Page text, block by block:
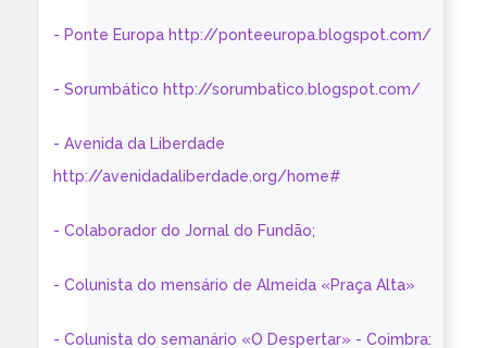
- Ponte Europa http://ponteeuropa.blogspot.com/
- Sorumbático http://sorumbatico.blogspot.com/
- Avenida da Liberdade
http://avenidadaliberdade.org/home#
- Colaborador do Jornal do Fundão;
- Colunista do mensário de Almeida «Praça Alta»
- Colunista do semanário «O Despertar» - Coimbra: